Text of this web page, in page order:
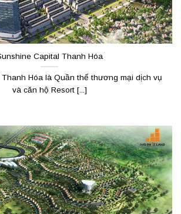
Capital Thanh Hóa
Hóa là Quần thể thương mại dịch vụ
và căn hộ Resort [...]